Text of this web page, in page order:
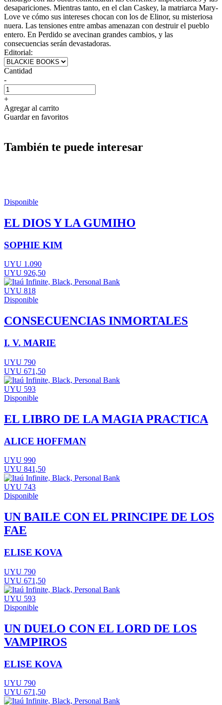
desapariciones. Mientras tanto, en el clan Caskey, la matriarca Mary-
Love ve cómo sus intereses chocan con los de Elinor, su misteriosa
nuera. Las tensiones entre ambas amenazan con destruir el pueblo
entero. En Perdido se avecinan grandes cambios, y las
consecuencias serán devastadoras.
Editorial:
Cantidad
-
+
Agregar al carrito
Guardar en favoritos
También te puede interesar
Disponible
EL DIOS Y LA GUMIHO
SOPHIE KIM
UYU 1.090
UYU 926,50
UYU 818
Disponible
CONSECUENCIAS INMORTALES
I. V. MARIE
UYU 790
UYU 671,50
UYU 593
Disponible
EL LIBRO DE LA MAGIA PRACTICA
ALICE HOFFMAN
UYU 990
UYU 841,50
UYU 743
Disponible
UN BAILE CON EL PRINCIPE DE LOS
FAE
ELISE KOVA
UYU 790
UYU 671,50
UYU 593
Disponible
UN DUELO CON EL LORD DE LOS
VAMPIROS
ELISE KOVA
UYU 790
UYU 671,50